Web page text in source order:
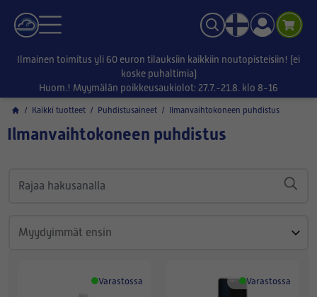
Ilmainen toimitus yli 60 euron tilauksiin kaikkiin noutopisteisiin! (ei
koske puhaltimia)
Huom.! Myymälän poikkeusaukiolot: 27.7.-21.8. klo 8-16
/ Kaikki tuotteet / Puhdistusaineet / Ilmanvaihtokoneen puhdistus
Ilmanvaihtokoneen puhdistus
Varastossa Varastossa